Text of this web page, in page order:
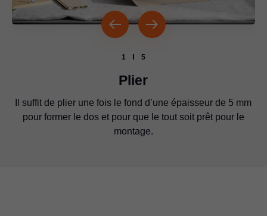
1 5
Plier
Il suffit de plier une fois le fond d’une épaisseur de 5 mm
pour former le dos et pour que le tout soit prêt pour le
montage.
Le fond pliant en version compacte doit être plié deux
Pour assembler le système Box, le fond pliant doit être
enfoncé dans les côtés et fixé à l’aide des leviers de
fixation.
Il n’y a besoin d’aucun outil.
Ces quelques manipulations suffisent pour assembler le
système Box. Il n’y a rien de plus simple.